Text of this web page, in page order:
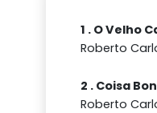
1 . O Velho
Roberto
2 . Coisa
Roberto